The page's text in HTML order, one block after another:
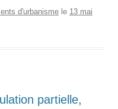
d'urbanisme le 13 mai
partielle,